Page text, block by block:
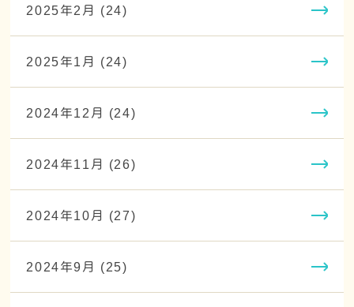
2025年2月 (24)
2025年1月 (24)
2024年12月 (24)
2024年11月 (26)
2024年10月 (27)
2024年9月 (25)